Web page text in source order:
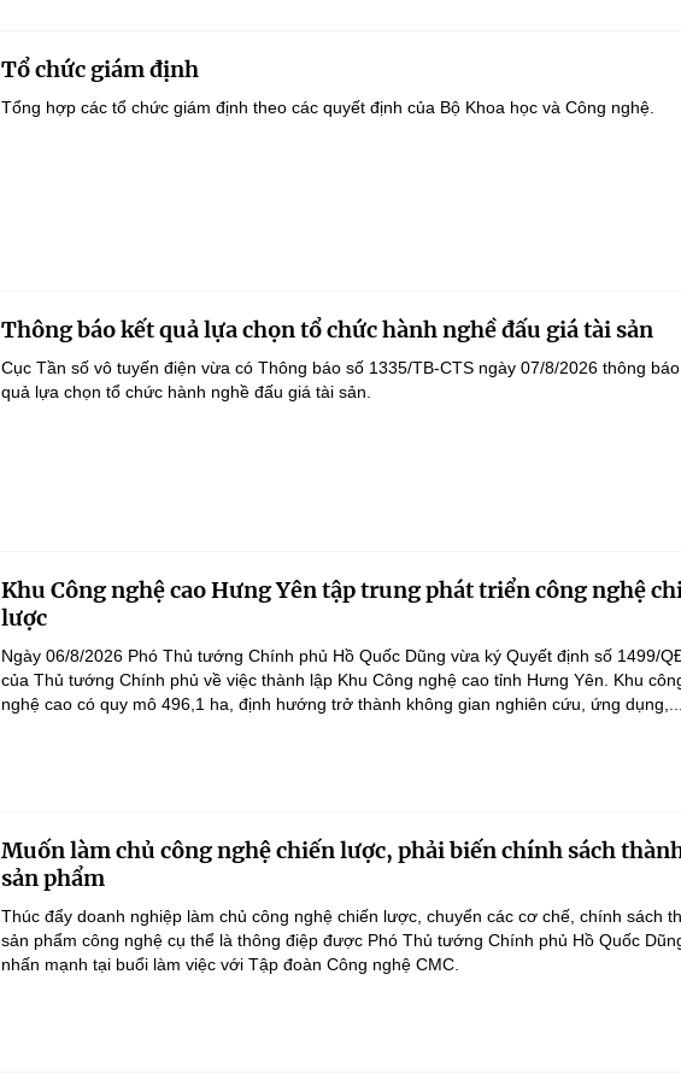
Tổ chức giám định
Tổng hợp các tổ chức giám định theo các quyết định của Bộ Khoa học và Công nghệ.
Thông báo kết quả lựa chọn tổ chức hành nghề đấu giá tài sản
Cục Tần số vô tuyến điện vừa có Thông báo số 1335/TB-CTS ngày 07/8/2026 thông
quả lựa chọn tổ chức hành nghề đấu giá tài sản.
Khu Công nghệ cao Hưng Yên tập trung phát triển công nghệ
lược
Ngày 06/8/2026 Phó Thủ tướng Chính phủ Hồ Quốc Dũng vừa ký Quyết định số 1499/
của Thủ tướng Chính phủ về việc thành lập Khu Công nghệ cao tỉnh Hưng Yên. Khu
nghệ cao có quy mô 496,1 ha, định hướng trở thành không gian nghiên cứu, ứng
Muốn làm chủ công nghệ chiến lược, phải biến chính sách
sản phẩm
Thúc đẩy doanh nghiệp làm chủ công nghệ chiến lược, chuyển các cơ chế, chính sách
sản phẩm công nghệ cụ thể là thông điệp được Phó Thủ tướng Chính phủ Hồ Quốc
nhấn mạnh tại buổi làm việc với Tập đoàn Công nghệ CMC.